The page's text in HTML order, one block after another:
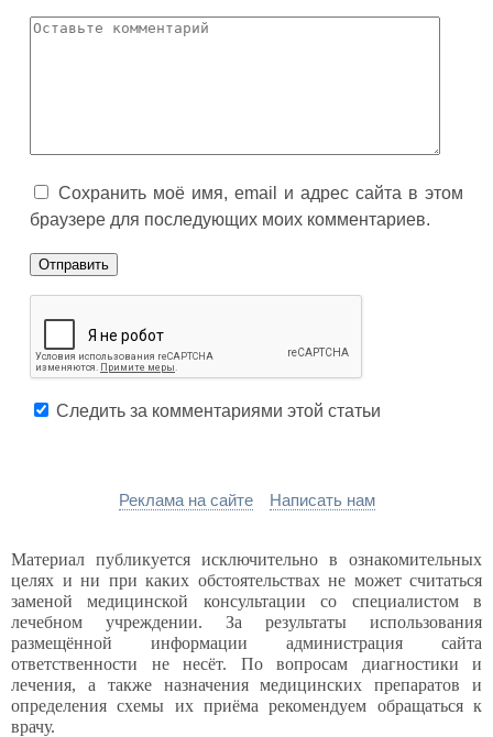
Сохранить моё имя, email и адрес сайта в этом
браузере для последующих моих комментариев.
Следить за комментариями этой статьи
Реклама на сайте Написать нам
Материал публикуется исключительно в ознакомительных
целях и ни при каких обстоятельствах не может считаться
заменой медицинской консультации со специалистом в
лечебном учреждении. За результаты использования
размещённой информации администрация сайта
ответственности не несёт. По вопросам диагностики и
лечения, а также назначения медицинских препаратов и
определения схемы их приёма рекомендуем обращаться к
врачу.